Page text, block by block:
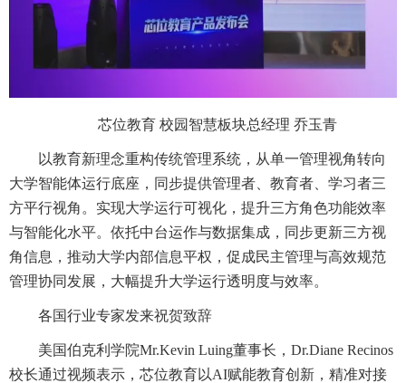
芯位教育 校园智慧板块总经理 乔玉青
以教育新理念重构传统管理系统，从单一管理视角转向
大学智能体运行底座，同步提供管理者、教育者、学习者三
方平行视角。实现大学运行可视化，提升三方角色功能效率
与智能化水平。依托中台运作与数据集成，同步更新三方视
角信息，推动大学内部信息平权，促成民主管理与高效规范
管理协同发展，大幅提升大学运行透明度与效率。
各国行业专家发来祝贺致辞
美国伯克利学院Mr.Kevin Luing董事长，Dr.Diane Recinos
校长通过视频表示，芯位教育以AI赋能教育创新，精准对接